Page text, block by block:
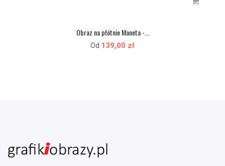
Obraz na płótnie Maneta -...
Od 139,00 zł